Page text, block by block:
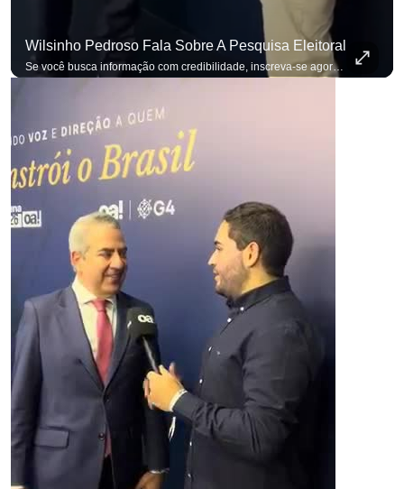
Wilsinho Pedroso Fala Sobre A Pesquisa Eleitoral
Se você busca informação com credibilidade, inscreva-se agora e ative o